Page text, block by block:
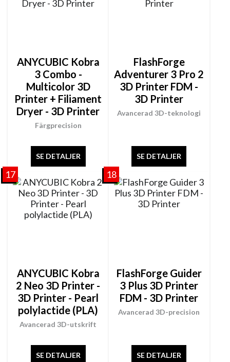
Färgprecision
ANYCUBIC Kobra
3 Combo -
Multicolor 3D
Printer + Filiament
Dryer - 3D Printer
SE DETALJER
Avancerad 3D-teknologi
FlashForge
Adventurer 3 Pro 2
3D Printer FDM -
3D Printer
SE DETALJER
17
Avancerad 3D-utskrift
ANYCUBIC Kobra
2 Neo 3D Printer -
3D Printer - Pearl
polylactide (PLA)
SE DETALJER
18
Avancerad 3D-precision
FlashForge Guider
3 Plus 3D Printer
FDM - 3D Printer
SE DETALJER